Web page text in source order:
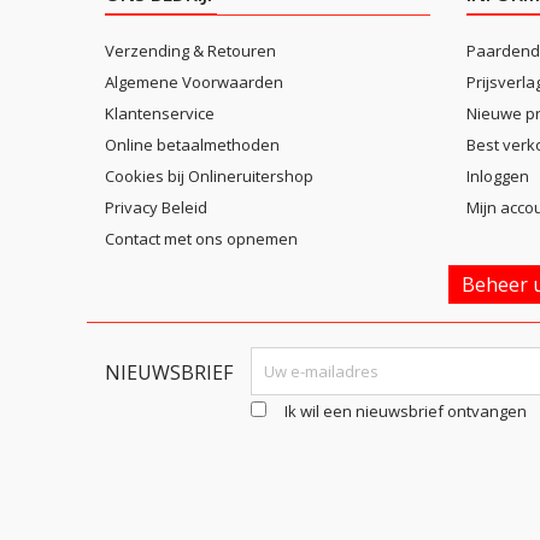
Verzending & Retouren
Algemene Voorwaarden
Klantenservice
Online betaalmethoden
Cookies bij Onlineruitershop
Privacy Beleid
Contact met ons opnemen
Nieuwe
Best
Inloggen
Mijn
Beheer
NIEUWSBRIEF
Ik wil een nieuwsbrief ontvangen